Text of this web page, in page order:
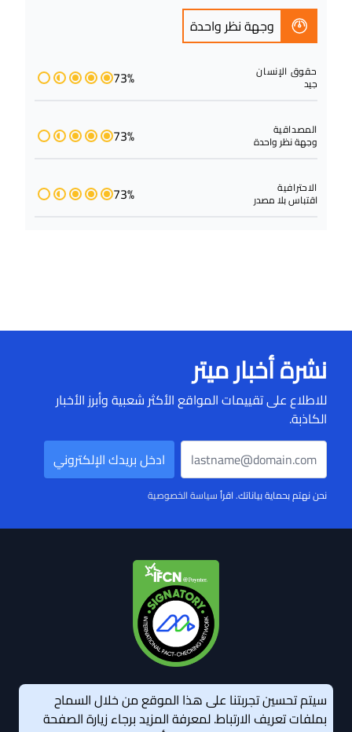
وجهة نظر واحدة
حقوق الإنسان
جيد 73%
المصداقية
وجهة نظر واحدة 73%
الاحترافية
اقتباس بلا مصدر 73%
نشرة أخبار ميتر
للاطلاع على تقييمات المواقع الأكثر شعبية وأبرز الأخبار
الكاذبة.
نحن نهتم بحماية بياناتك. اقرأسياسة الخصوصية
سيتم تحسين تجربتنا على هذا الموقع من خلال السماح
بملفات تعريف الارتباط. لمعرفة المزيد برجاء زيارة الصفحة